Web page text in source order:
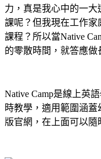
力，真是我心中的一
課呢？但我現在工作
課程？所以當Native
的零散時間，就答應做
Native Camp是線上英
時教學，適用範圍涵蓋
版官網，在上面可以隨